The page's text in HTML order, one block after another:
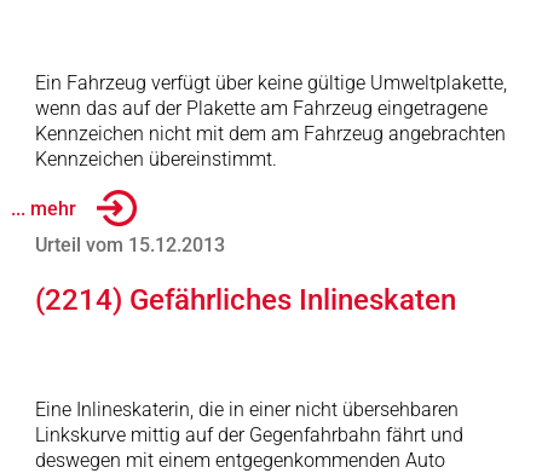
Ein Fahrzeug verfügt über keine gültige Umweltplakette,
wenn das auf der Plakette am Fahrzeug eingetragene
Kennzeichen nicht mit dem am Fahrzeug angebrachten
Kennzeichen übereinstimmt.
... mehr
Urteil vom 15.12.2013
(2214) Gefährliches Inlineskaten
Eine Inlineskaterin, die in einer nicht übersehbaren
Linkskurve mittig auf der Gegenfahrbahn fährt und
deswegen mit einem entgegenkommenden Auto